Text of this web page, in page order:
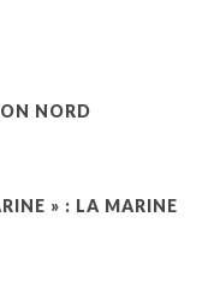
NORD
» : LA MARINE